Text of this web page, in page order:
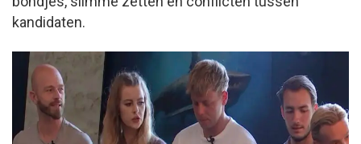
kandidaten.